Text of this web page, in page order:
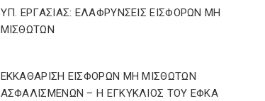
ΥΠ. ΕΡΓΑΣΙΑΣ: ΕΛΑΦΡΥΝΣΕΙΣ ΕΙΣΦΟΡΩΝ ΜΗ
ΜΙΣΘΩΤΩΝ
ΕΚΚΑΘΑΡΙΣΗ ΕΙΣΦΟΡΩΝ ΜΗ ΜΙΣΘΩΤΩΝ
ΑΣΦΑΛΙΣΜΕΝΩΝ – Η ΕΓΚΥΚΛΙΟΣ ΤΟΥ ΕΦΚΑ